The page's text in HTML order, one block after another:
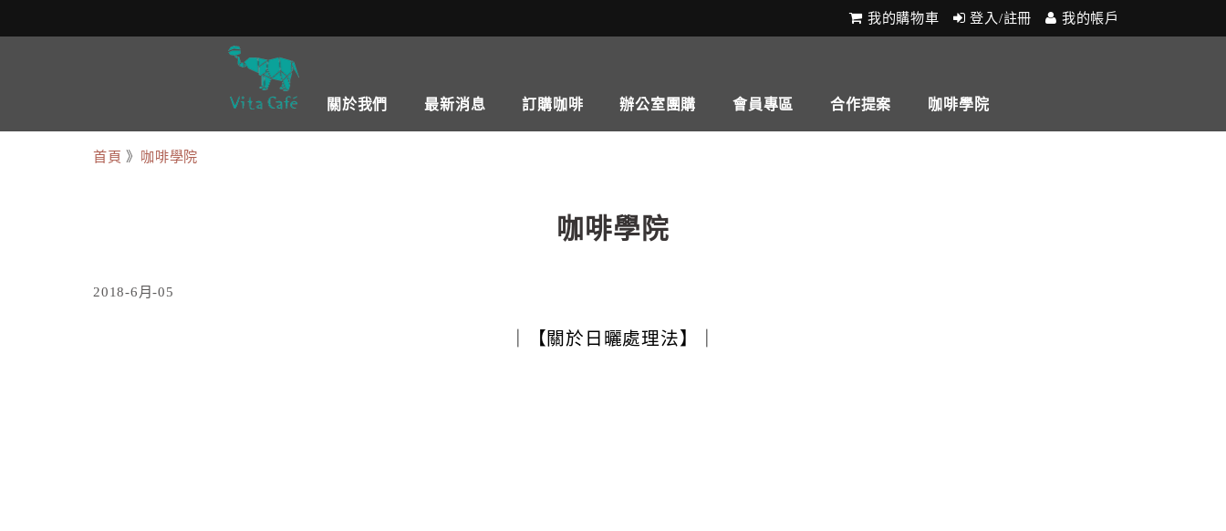
我的購物車 登入/註冊 我的帳戶
關於我們 最新消息 訂購咖啡 辦公室團購 會員專區 合作提案 咖啡學院
首頁 》 咖啡學院
咖啡學院
2018-6月-05
｜【關於日曬處理法】｜